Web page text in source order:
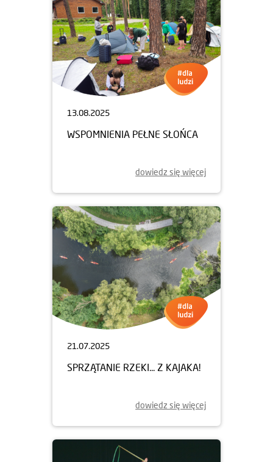
13.08.2025
WSPOMNIENIA PEŁNE SŁOŃCA
dowiedz się więcej
21.07.2025
SPRZĄTANIE RZEKI... Z KAJAKA!
dowiedz się więcej